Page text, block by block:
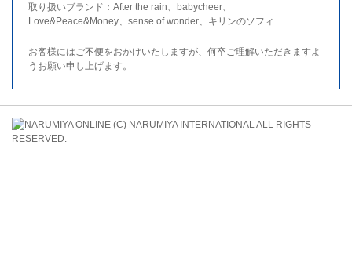
取り扱いブランド：After the rain、babycheer、
Love&Peace&Money、sense of wonder、キリンのソフィ
お客様にはご不便をおかけいたしますが、何卒ご理解いただきますよ
うお願い申し上げます。